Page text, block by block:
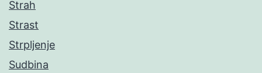
Strah
Strast
Strpljenje
Sudbina